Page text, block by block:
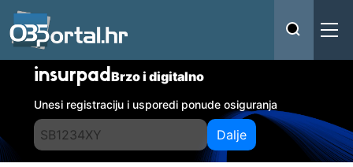
insurpadBrzo i digitalno
Unesi registraciju i usporedi ponude osiguranja
Dalje